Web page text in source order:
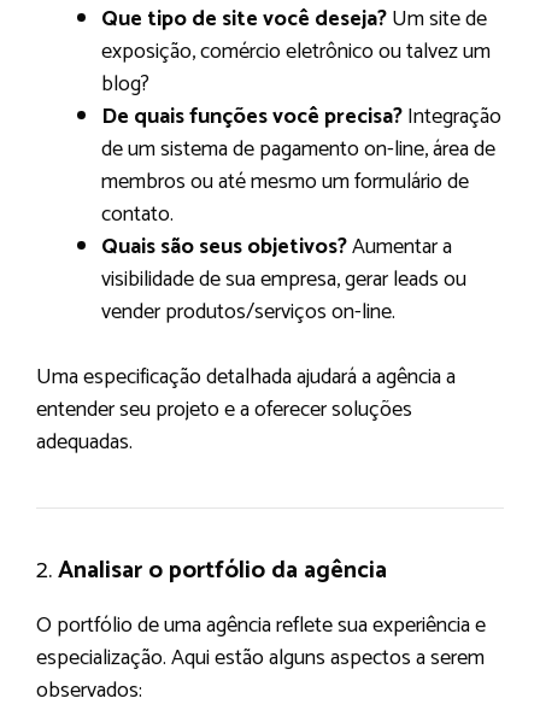
Que tipo de site você deseja?Um site de
exposição, comércio eletrônico ou talvez um
blog?
De quais funções você precisa?Integração
de um sistema de pagamento on-line, área de
membros ou até mesmo um formulário de
contato.
Quais são seus objetivos?Aumentar a
visibilidade de sua empresa, gerar leads ou
vender produtos/serviços on-line.
Uma especificação detalhada ajudará a agência a
entender seu projeto e a oferecer soluções
adequadas.
2.Analisar o portfólio da agência
O portfólio de uma agência reflete sua experiência e
especialização. Aqui estão alguns aspectos a serem
observados: